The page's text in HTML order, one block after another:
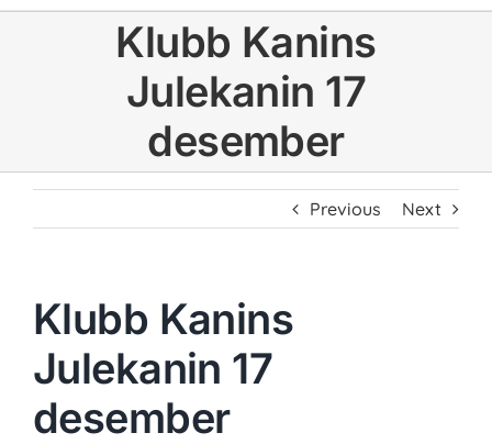
Klubb Kanins
Julekanin 17
desember
Previous Next
Klubb Kanins
Julekanin 17
desember